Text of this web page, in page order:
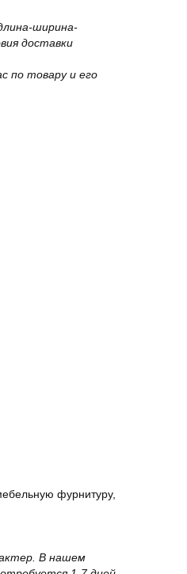
ширина-
доставки
по товару и его
фурнитуру,
В нашем